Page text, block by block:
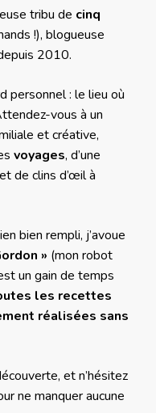
tribu de cinq
!), blogueuse
2010.
personnel : le lieu où
vous à un
et créative,
voyages, d’une
de clins d’œil à
bien rempli, j’avoue
» (mon robot
un gain de temps
les recettes
réalisées sans
et n’hésitez
ne manquer aucune